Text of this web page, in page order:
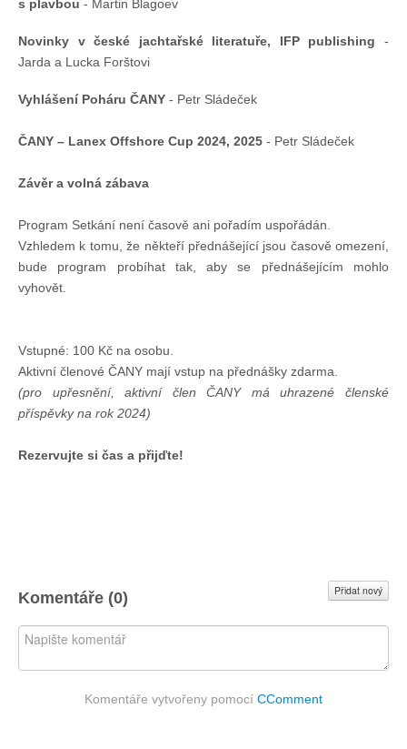
Osobnost roku
Mezinárodní pohár
Modrá stuha
Kvízy
Technika lodí
Přednášky
Plavební oblasti
Fotogalerie
s plavbou - Martin Blagoev
Novinky v české jachtařské literatuře, IFP publishing -
Jarda a Lucka Forštovi
Vyhlášení Poháru ČANY - Petr Sládeček
ČANY – Lanex Offshore Cup 2024, 2025 - Petr Sládeček
Závěr a volná zábava
Program Setkání není časově ani pořadím uspořádán.
Vzhledem k tomu, že někteří přednášející jsou časově omezení,
bude program probíhat tak, aby se přednášejícím mohlo
vyhovět.
Vstupné: 100 Kč na osobu.
Aktivní členové ČANY mají vstup na přednášky zdarma.
(pro upřesnění, aktivní člen ČANY má uhrazené členské
příspěvky na rok 2024)
Rezervujte si čas a přijďte!
Komentáře (0) Přidat nový
Komentáře vytvořeny pomocí CComment